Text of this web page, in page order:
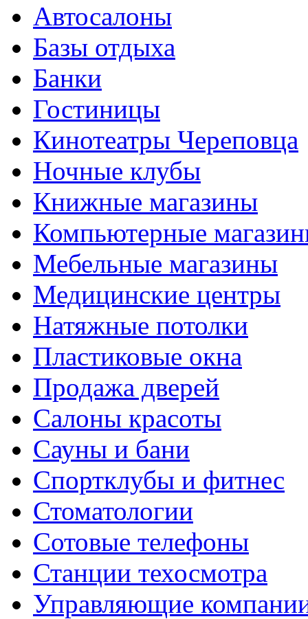
Автосалоны
Базы отдыха
Банки
Гостиницы
Кинотеатры Череповца
Ночные клубы
Книжные магазины
Компьютерные
Мебельные магазины
Медицинские центры
Натяжные потолки
Пластиковые окна
Продажа дверей
Салоны красоты
Сауны и бани
Спортклубы и фитнес
Стоматологии
Сотовые телефоны
Станции техосмотра
Управляющие